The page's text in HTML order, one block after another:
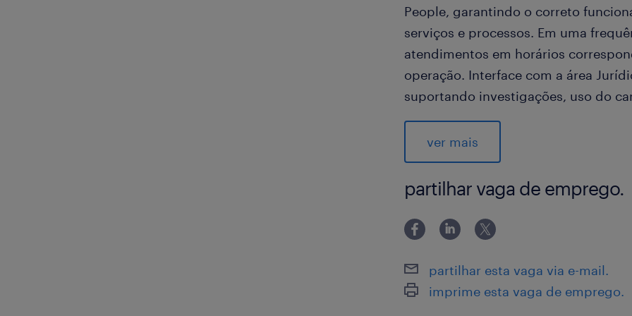
People, garantindo o correto
serviços e processos. Em uma
atendimentos em horários
operação. Interface com a área
suportando investigações, uso do
Apoiar iniciativas de Engajamento e
Check/Annual Survey, Diversidade,
Resultados, etc.
Conduzir o Ciclo de Performance
fortalecer o ambiente de
Gerar dados, analisar indicadores e
mitigação de ofensores e adequada
Diversidade, Absenteísmo,
liderança na execução dos mesmos.
ver mais
partilhar vaga de emprego.
partilhar esta vaga via e-mail.
imprime esta vaga de emprego.